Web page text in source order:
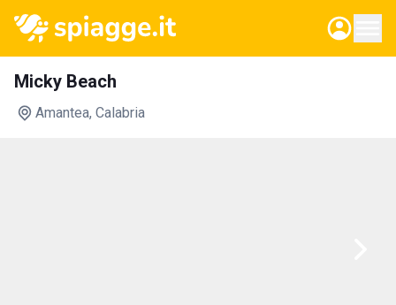
Micky Beach
Amantea, Calabria